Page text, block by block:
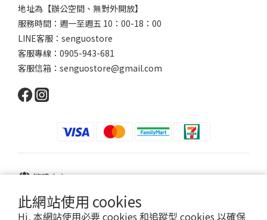
此網站使用 cookies
Hi, 本網站使用必要 cookies 和追蹤型 cookies 以確保
地址為【辦公空間、無對外開放】
服務時間：週一至週五 10：00-18：00
LINE客服：senguostore
客服專線：0905-943-681
客服信箱：senguostore@gmail.com
繁體中文